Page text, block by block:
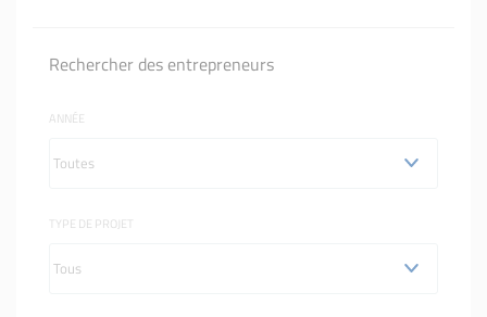
Rechercher des entrepreneurs
ANNÉE
TYPE DE PROJET